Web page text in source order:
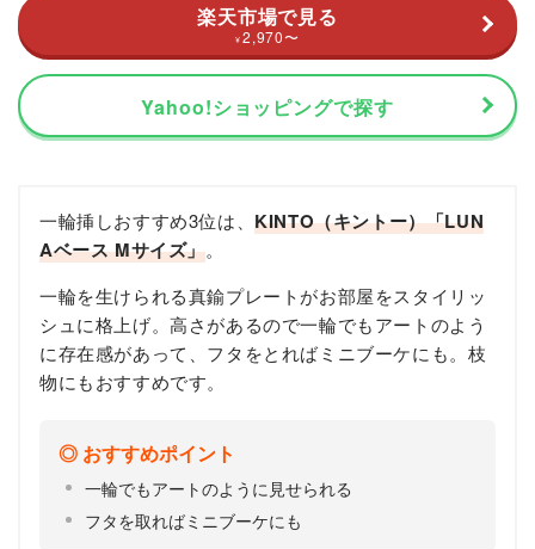
楽天市場で見る
¥ 2,970〜
Yahoo!ショッピングで探す
一輪挿しおすすめ3位は、KINTO（キントー）「LUN
Aベース Mサイズ」。
一輪を生けられる真鍮プレートがお部屋をスタイリッ
シュに格上げ。高さがあるので一輪でもアートのよう
に存在感があって、フタをとればミニブーケにも。枝
物にもおすすめです。
おすすめポイント
一輪でもアートのように見せられる
フタを取ればミニブーケにも